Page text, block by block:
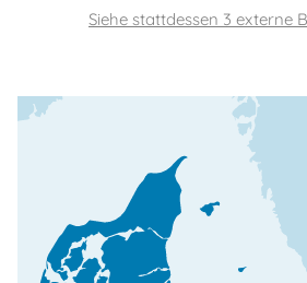
Siehe stattdessen 3 externe